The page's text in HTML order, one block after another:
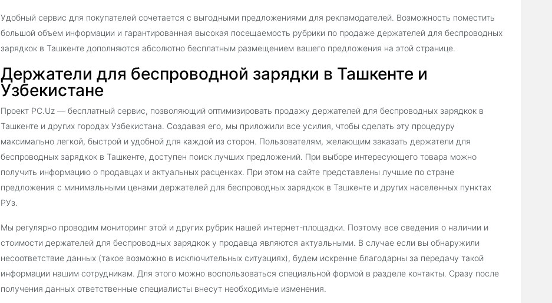
Удобный сервис для покупателей сочетается с выгодными предложениями для рекламодателей. Возможность поместить
большой объем информации и гарантированная высокая посещаемость рубрики по продаже держателей для беспроводных
зарядкок в Ташкенте дополняются абсолютно бесплатным размещением вашего предложения на этой странице.
Держатели для беспроводной зарядки в Ташкенте и
Узбекистане
Проект PC.Uz — бесплатный сервис, позволяющий оптимизировать продажу держателей для беспроводных зарядкок в
Ташкенте и других городах Узбекистана. Создавая его, мы приложили все усилия, чтобы сделать эту процедуру
максимально легкой, быстрой и удобной для каждой из сторон. Пользователям, желающим заказать держатели для
беспроводных зарядкок в Ташкенте, доступен поиск лучших предложений. При выборе интересующего товара можно
получить информацию о продавцах и актуальных расценках. При этом на сайте представлены лучшие по стране
предложения с минимальными ценами держателей для беспроводных зарядкок в Ташкенте и других населенных пунктах
РУз.
Мы регулярно проводим мониторинг этой и других рубрик нашей интернет-площадки. Поэтому все сведения о наличии и
стоимости держателей для беспроводных зарядкок у продавца являются актуальными. В случае если вы обнаружили
несоответствие данных (такое возможно в исключительных ситуациях), будем искренне благодарны за передачу такой
информации нашим сотрудникам. Для этого можно воспользоваться специальной формой в разделе контакты. Сразу после
получения данных ответственные специалисты внесут необходимые изменения.